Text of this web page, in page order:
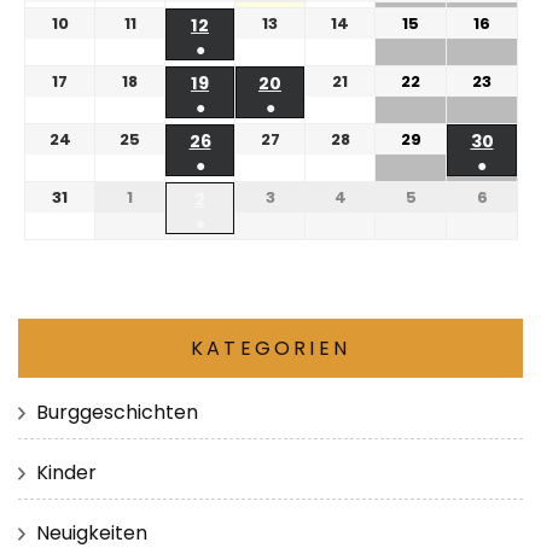
10
11
12
●
13 14 15 16
17 18
19
●
20
●
21 22 23
24 25
26
●
27 28 29
30
●
31 1 3 4 5 6
KATEGORIEN
Burggeschichten
Kinder
Neuigkeiten